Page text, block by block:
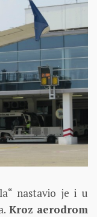
nastavio je i u
Kroz aerodrom